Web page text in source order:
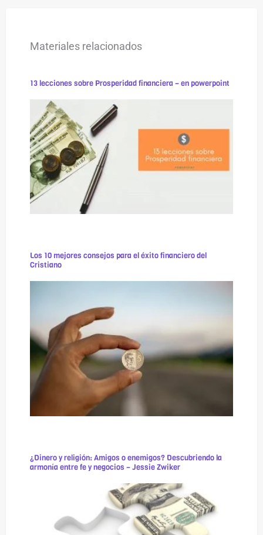
Materiales relacionados
13 lecciones sobre Prosperidad financiera – en powerpoint
Los 10 mejores consejos para el éxito financiero del
Cristiano
¿Dinero y religión: Amigos o enemigos? Descubriendo la
armonía entre fe y negocios – Jessie Zwiker